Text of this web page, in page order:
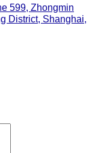
599, Zhongmin
District, Shanghai,